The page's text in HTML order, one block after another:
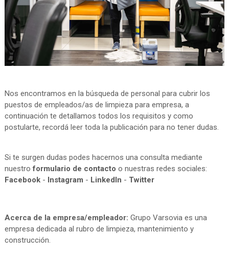
Nos encontramos en la búsqueda de personal para cubrir los
puestos de empleados/as de limpieza para empresa, a
continuación te detallamos todos los requisitos y como
postularte, recordá leer toda la publicación para no tener dudas.
Si te surgen dudas podes hacernos una consulta mediante
nuestroformulario de contacto o nuestras redes sociales:
Facebook- Instagram - LinkedIn - Twitter
Acerca de la empresa/empleador: Grupo Varsovia es una
empresa dedicada al rubro de limpieza, mantenimiento y
construcción.